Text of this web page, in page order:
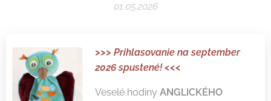
01.05.2026
>>> Prihlasovanie na september
2026 spustené! <<<
Veselé hodiny ANGLICKÉHO